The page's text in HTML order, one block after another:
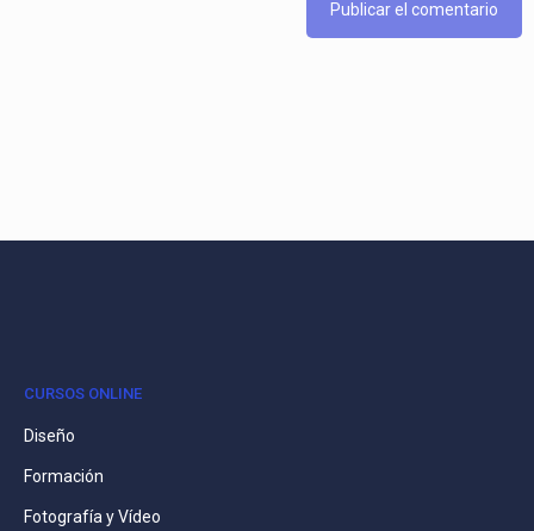
CURSOS ONLINE
Diseño
Formación
Fotografía y Vídeo